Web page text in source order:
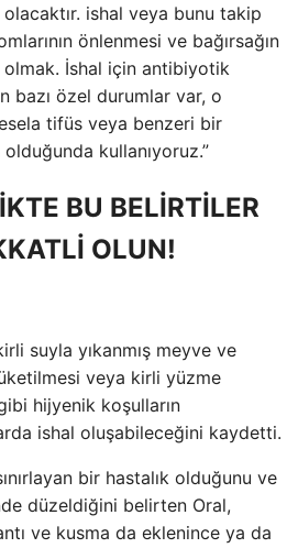
olacaktır. ishal veya bunu takip
önlenmesi ve bağırsağın
olmak. İshal için antibiyotik
bazı özel durumlar var, o
tifüs veya benzeri bir
kullanıyoruz.”
BU BELİRTİLER
OLUN!
suyla yıkanmış meyve ve
veya kirli yüzme
hijyenik koşulların
ishal oluşabileceğini kaydetti.
bir hastalık olduğunu ve
düzeldiğini belirten Oral,
ve kusma da eklenince ya da